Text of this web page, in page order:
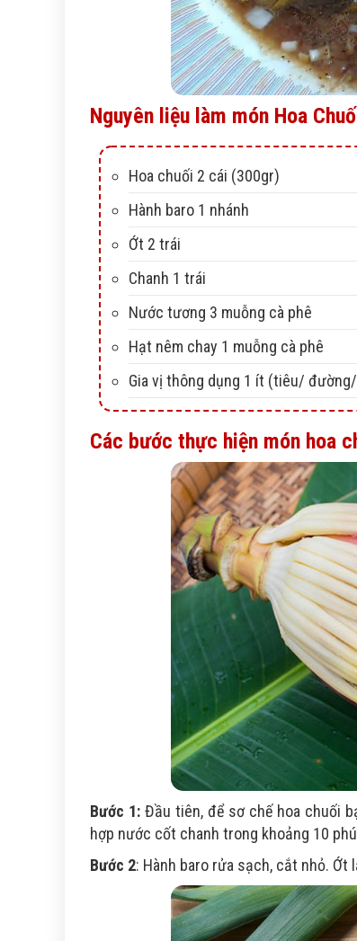
Nguyên liệu làm món Hoa
Hoa chuối 2 cái (300gr)
Hành baro 1 nhánh
Ớt 2 trái
Chanh 1 trái
Nước tương 3 muỗng cà phê
Hạt nêm chay 1 muỗng cà phê
Gia vị thông dụng 1 ít (tiêu/
Các bước thực hiện món hoa
Bước 1:Đầu tiên, để sơ chế hoa chuối
hợp nước cốt chanh trong khoảng 10
Bước 2: Hành baro rửa sạch, cắt nhỏ.